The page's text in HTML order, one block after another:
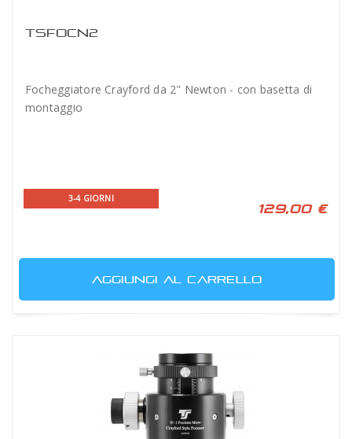
TSFOCN2
Focheggiatore Crayford da 2" Newton - con basetta di
montaggio
3-4 GIORNI
129,00 €
AGGIUNGI AL CARRELLO